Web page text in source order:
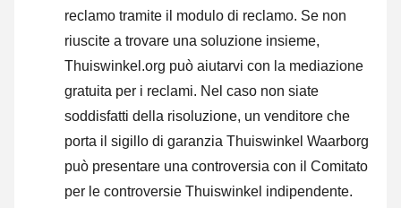
reclamo tramite il modulo di reclamo. Se non
riuscite a trovare una soluzione insieme,
Thuiswinkel.org può aiutarvi con la mediazione
gratuita per i reclami. Nel caso non siate
soddisfatti della risoluzione, un venditore che
porta il sigillo di garanzia Thuiswinkel Waarborg
può presentare una controversia con il Comitato
per le controversie Thuiswinkel indipendente.